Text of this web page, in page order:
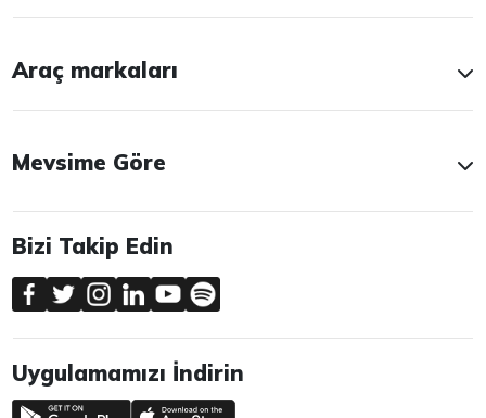
Araç markaları
Mevsime Göre
Bizi Takip Edin
Uygulamamızı İndirin